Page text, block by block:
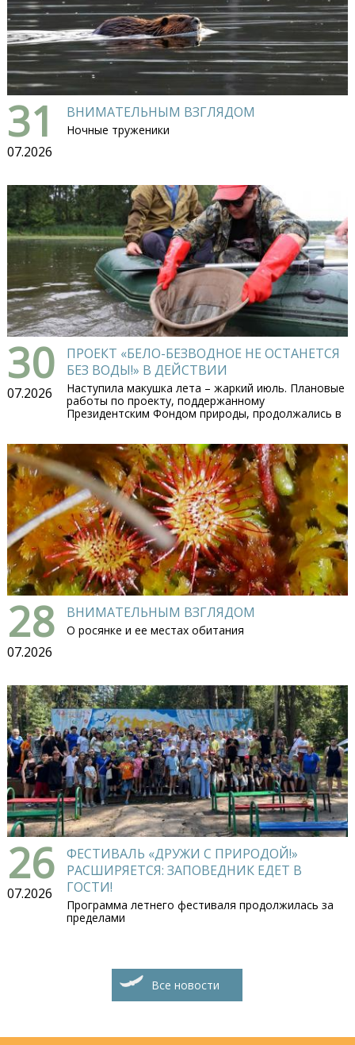
31
07.2026
ВНИМАТЕЛЬНЫМ ВЗГЛЯДОМ
Ночные труженики
30
07.2026
ПРОЕКТ «БЕЛО-БЕЗВОДНОЕ НЕ ОСТАНЕТСЯ
БЕЗ ВОДЫ!» В ДЕЙСТВИИ
Наступила макушка лета – жаркий июль. Плановые
работы по проекту, поддержанному
Президентским Фондом природы, продолжались в
28
07.2026
ВНИМАТЕЛЬНЫМ ВЗГЛЯДОМ
О росянке и ее местах обитания
26
07.2026
ФЕСТИВАЛЬ «ДРУЖИ С ПРИРОДОЙ!»
РАСШИРЯЕТСЯ: ЗАПОВЕДНИК ЕДЕТ В
ГОСТИ!
Программа летнего фестиваля продолжилась за
пределами
Все новости